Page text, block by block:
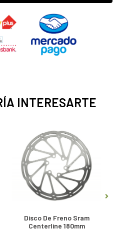
INTERESARTE
Disco De Freno Sram
Centerline 180mm